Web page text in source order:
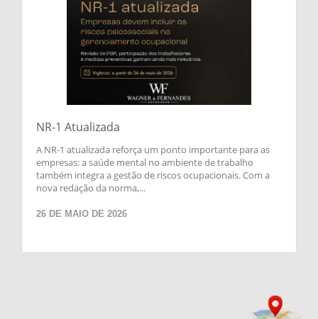
NR-1 Atualizada
A NR-1 atualizada reforça um ponto importante para as
empresas: a saúde mental no ambiente de trabalho
também integra a gestão de riscos ocupacionais. Com a
nova redação da norma,...
26 DE MAIO DE 2026